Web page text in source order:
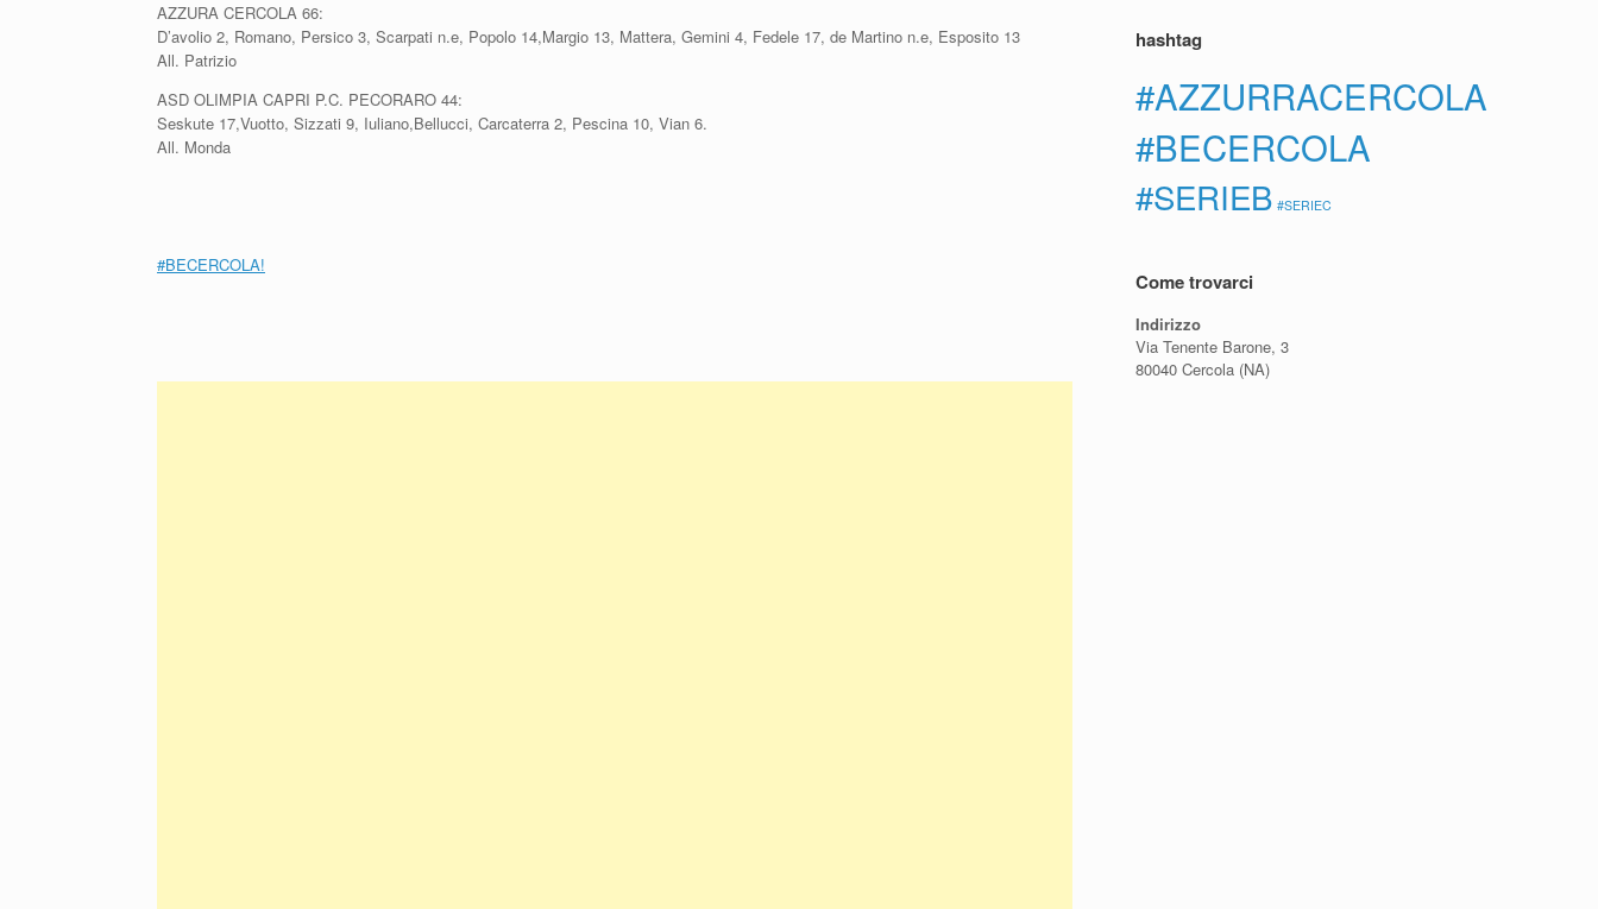
AZZURA CERCOLA 66:
D’avolio 2, Romano, Persico 3, Scarpati n.e, Popolo 14,Margio 13, Mattera, Gemini 4, Fedele 17, de Martino n.e, Esposito 13
All. Patrizio
ASD OLIMPIA CAPRI P.C. PECORARO 44:
Seskute 17,Vuotto, Sizzati 9, Iuliano,Bellucci, Carcaterra 2, Pescina 10, Vian 6.
All. Monda
#BECERCOLA!
hashtag
#AZZURRACERCOLA
#BECERCOLA
#SERIEB #SERIEC
Come trovarci
Indirizzo
Via Tenente Barone, 3
80040 Cercola (NA)